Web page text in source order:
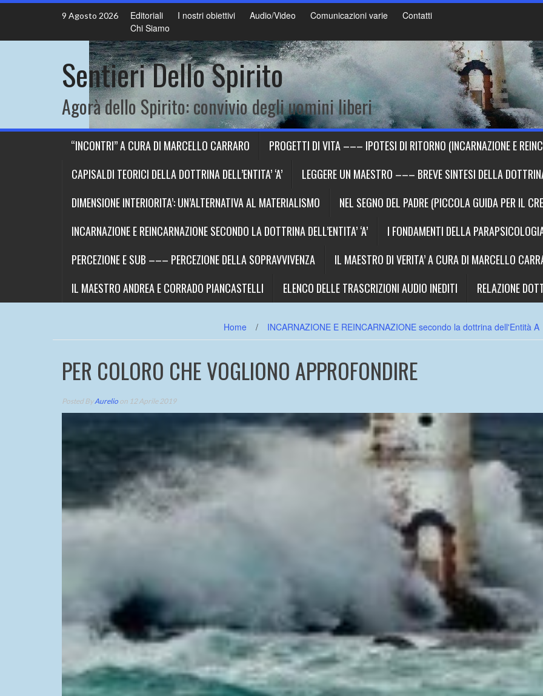
Skip
9 Agosto 2026 Editoriali I nostri obiettivi Audio/Video Comunicazioni varie
Contatti
Chi Siamo
Sentieri Dello Spirito
Agorà dello Spirito: convivio degli uomini liberi
“INCONTRI” A CURA DI MARCELLO CARRARO
PROGETTI DI VITA ––– IPOTESI DI RITORNO (INCARNAZIONE E
CAPISALDI TEORICI DELLA DOTTRINA DELL’ENTITA’ ‘A’
LEGGERE UN MAESTRO ––– BREVE SINTESI DELLA DOTTRINA
DIMENSIONE INTERIORITA’: UN’ALTERNATIVA AL MATERIALISMO
NEL SEGNO DEL PADRE (PICCOLA GUIDA PER IL
INCARNAZIONE E REINCARNAZIONE SECONDO LA DOTTRINA DELL’ENTITA’ ‘A’
I FONDAMENTI DELLA
PERCEZIONE E SUB ––– PERCEZIONE DELLA SOPRAVVIVENZA
IL MAESTRO DI VERITA’ A CURA DI MARCELLO
IL MAESTRO ANDREA E CORRADO PIANCASTELLI
ELENCO DELLE TRASCRIZIONI AUDIO INEDITI RELAZIONE
Home / INCARNAZIONE E REINCARNAZIONE secondo la dottrina dell'Entità A
PER COLORO CHE VOGLIONO APPROFONDIRE
Posted ByAurelio on 12 Aprile 2019